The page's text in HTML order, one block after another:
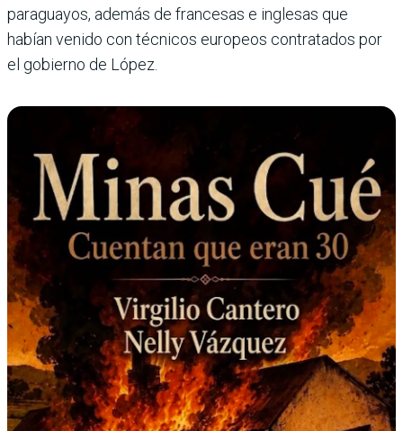
paraguayos, además de francesas e inglesas que
habían venido con técnicos europeos contratados por
el gobierno de López.